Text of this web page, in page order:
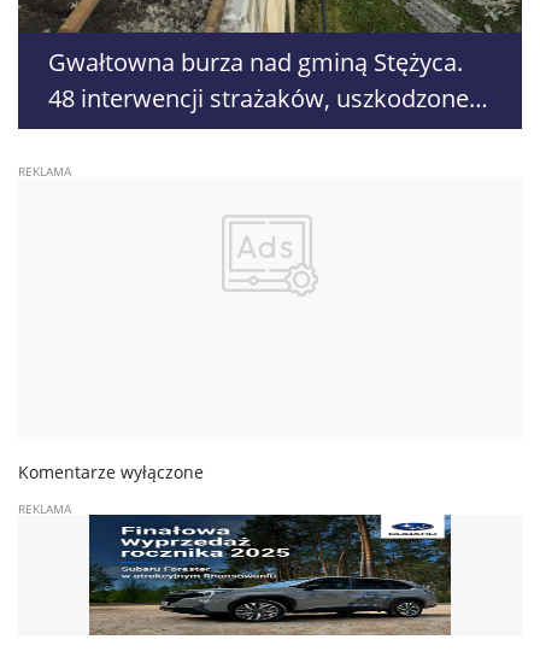
Gwałtowna burza nad gminą Stężyca.
48 interwencji strażaków, uszkodzone
domy i samochody
Komentarze wyłączone